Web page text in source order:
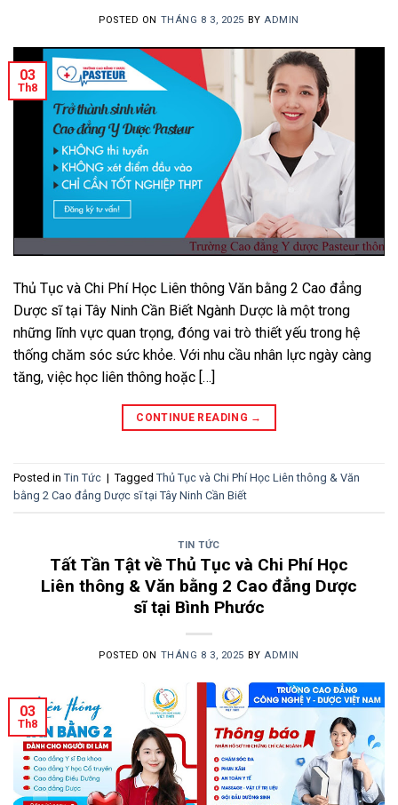
POSTED ON THÁNG 8 3, 2025 BYADMIN
03
Th8
Thủ Tục và Chi Phí Học Liên thông Văn bằng 2 Cao đẳng
Dược sĩ tại Tây Ninh Cần Biết Ngành Dược là một trong
những lĩnh vực quan trọng, đóng vai trò thiết yếu trong hệ
thống chăm sóc sức khỏe. Với nhu cầu nhân lực ngày càng
tăng, việc học liên thông hoặc […]
CONTINUE READING →
Posted in Tin Tức | Tagged Thủ Tục và Chi Phí Học Liên thông & Văn
bằng 2 Cao đẳng Dược sĩ tại Tây Ninh Cần Biết
TIN TỨC
Tất Tần Tật về Thủ Tục và Chi Phí Học
Liên thông & Văn bằng 2 Cao đẳng Dược
sĩ tại Bình Phước
POSTED ON THÁNG 8 3, 2025 BYADMIN
03
Th8